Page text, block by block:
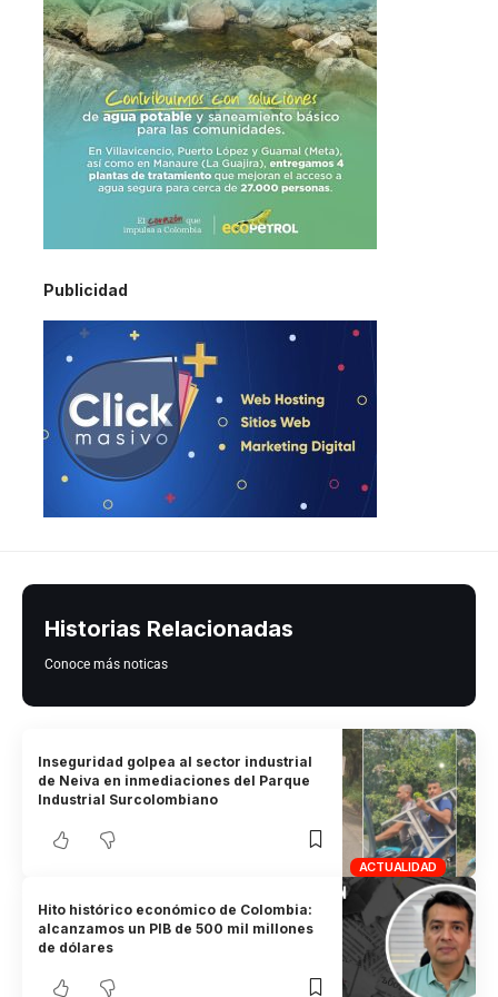
Publicidad
Historias Relacionadas
Conoce más noticas
ACTUALIDAD
Inseguridad golpea al sector industrial
de Neiva en inmediaciones del Parque
Industrial Surcolombiano
Hito histórico económico de Colombia:
alcanzamos un PIB de 500 mil millones
de dólares